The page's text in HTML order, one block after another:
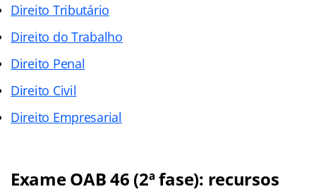
Direito Tributário
Direito do Trabalho
Direito Penal
Direito Civil
Direito Empresarial
Exame OAB 46 (2ª fase): recursos